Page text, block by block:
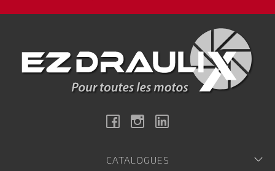
FacebookInstagram
CATALOGUES